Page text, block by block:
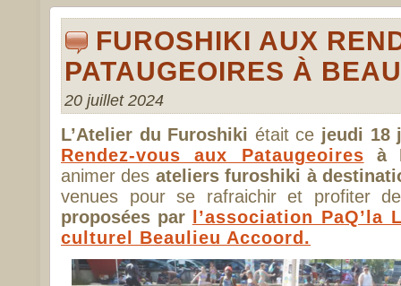
FUROSHIKI AUX
PATAUGEOIRES À
20 juillet 2024
L’Atelier du Furoshiki était ce jeudi 18
Rendez-vous aux Pataugeoires à
animer des ateliers furoshiki à
venues pour se rafraichir et profiter
proposées par l’association PaQ’la
culturel Beaulieu Accoord.